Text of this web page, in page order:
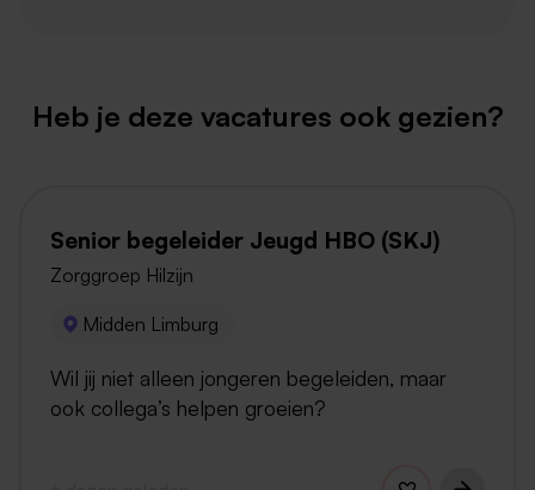
Heb je deze vacatures ook gezien?
Senior begeleider Jeugd HBO (SKJ)
Zorggroep Hilzijn
Midden Limburg
Wil jij niet alleen jongeren begeleiden, maar
ook collega’s helpen groeien?